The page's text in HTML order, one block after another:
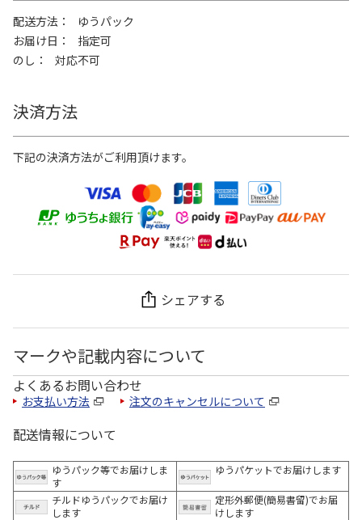
配送方法
ゆうパック
お届け日
指定可
のし
対応不可
決済方法
下記の決済方法がご利用頂けます。
シェアする
マークや記載内容について
よくあるお問い合わせ
お支払い方法 注文のキャンセルについて
配送情報について
ゆうパック等でお届けしま
す
ゆうパケットでお届けします
チルドゆうパックでお届け
します
定形外郵便(簡易書留)でお届
けします